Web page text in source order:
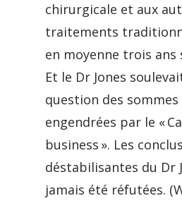
chirurgicale et aux
traitements
en moyenne trois ans
Et le Dr Jones
question des
engendrées par le «
business ». Les
déstabilisantes du Dr
jamais été réfutées.